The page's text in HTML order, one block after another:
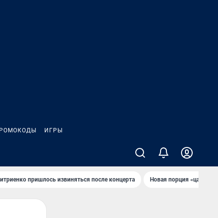
ИГРЫ
пришлось извиняться после концертa Новaя порция «цaрей»